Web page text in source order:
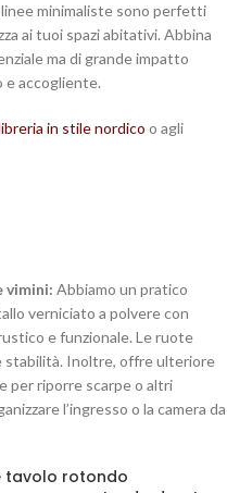
minimaliste sono perfetti
ai tuoi spazi abitativi. Abbina
ma di grande impatto
e accogliente.
in stile nordico o agli
vimini: Abbiamo un pratico
verniciato a polvere con
e funzionale. Le ruote
stabilità. Inoltre, offre ulteriore
per riporre scarpe o altri
l’ingresso o la camera da
tavolo rotondo